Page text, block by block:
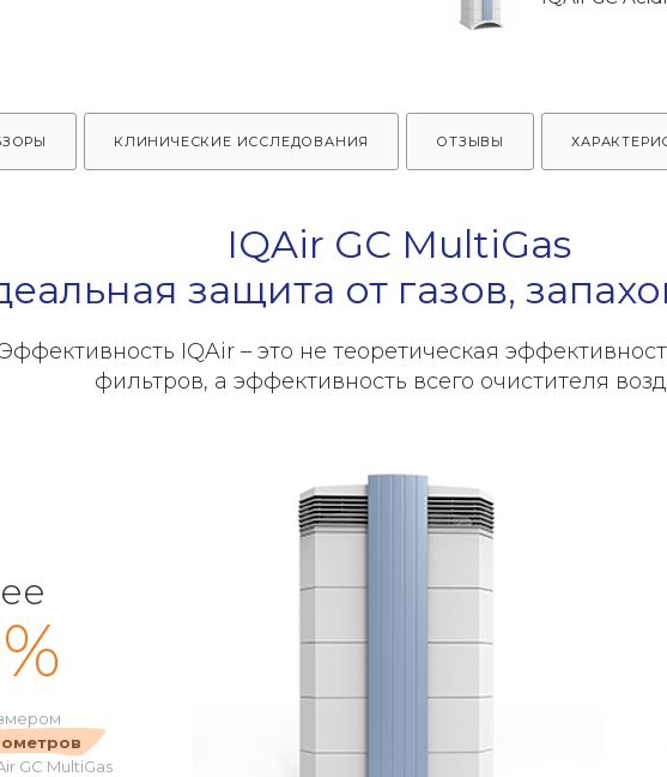
КЛИНИЧЕСКИЕ ИССЛЕДОВАНИЯ ОТЗЫВЫ
IQAir GC MultiGas
защита от газов,
Эффективность IQAir – это не теоретическая
фильтров, а эффективность всего очистителя
GC MultiGas